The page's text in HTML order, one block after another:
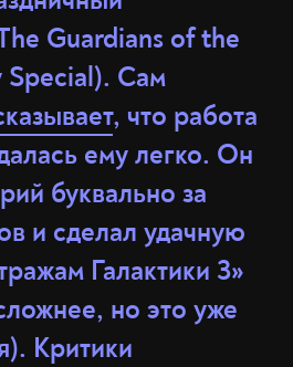
Guardians of the
Special). Сам
, что работа
ему легко. Он
буквально за
и сделал удачную
Галактики 3»
но это уже
Критики